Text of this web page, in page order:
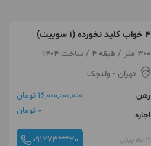
۴ خواب کلید نخورده (۱ سوییت)
300 متر / طبقه 4 / ساخت 1404
تهران - ولنجک
رهن
16,000,000,000 تومان
اجاره
0 تومان
3 ماه پیش 091273***30